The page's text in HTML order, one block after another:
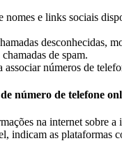
nomes e links sociais
desconhecidas,
de spam.
associar números de
número de telefone
na internet sobre a
indicam as plataformas